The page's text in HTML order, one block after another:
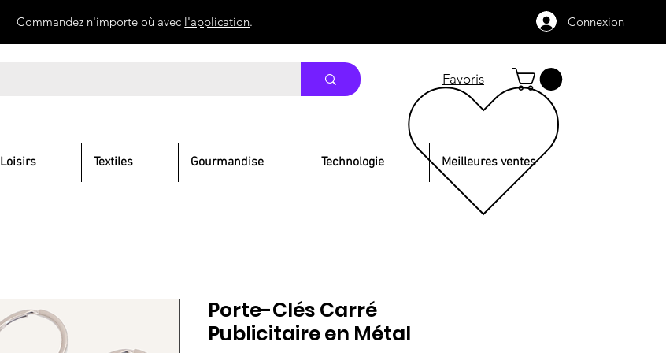
Commandez n'importe où avec l'application. Connexion
Favoris
Loisirs Textiles Gourmandise Technologie Meilleures ventes
Porte-Clés Carré
Publicitaire en Métal